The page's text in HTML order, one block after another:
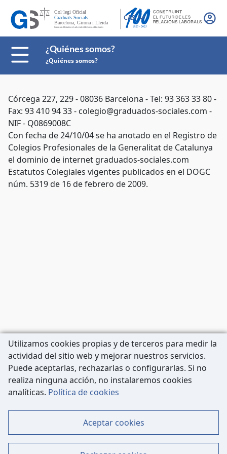
CAS
¿Quiénes somos?
¿Quiénes somos?
Córcega 227, 229 - 08036 Barcelona - Tel: 93 363 33 80 -
Fax: 93 410 94 33 - colegio@graduados-sociales.com -
NIF - Q0869008C
Con fecha de 24/10/04 se ha anotado en el Registro de
Colegios Profesionales de la Generalitat de Catalunya
el dominio de internet graduados-sociales.com
Estatutos Colegiales vigentes publicados en el DOGC
núm. 5319 de 16 de febrero de 2009.
Carrer de Còrsega, 227
Tel: 933 63 33 80
Mapa Web
Utilizamos cookies propias y de terceros para medir la
actividad del sitio web y mejorar nuestros servicios.
Puede aceptarlas, rechazarlas o configurarlas. Si no
realiza ninguna acción, no instalaremos cookies
analíticas. Política de cookies
Aceptar cookies